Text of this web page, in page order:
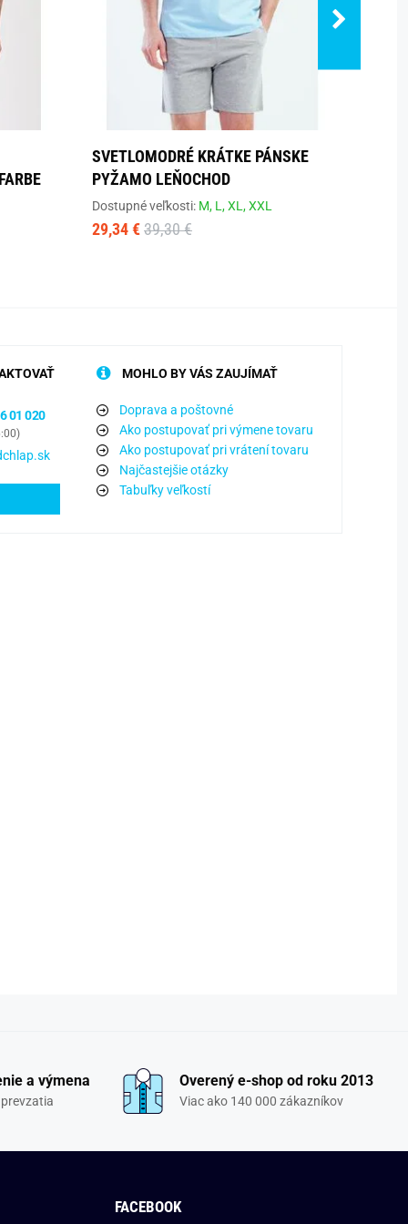
SVETLOMODRÉ KRÁTKE PÁNSKE
PYŽAMO LEŇOCHOD
Dostupné veľkosti: M, L,XL,XXL
29,34 € 39,30 €
01 020
MOHLO BY VÁS ZAUJÍMAŤ
Doprava a poštovné
Ako postupovať pri výmene tovaru
Ako postupovať pri vrátení tovaru
Najčastejšie otázky
Tabuľky veľkostí
a výmena Overený e-shop od roku 2013
Viac ako 140 000 zákazníkov
FACEBOOK